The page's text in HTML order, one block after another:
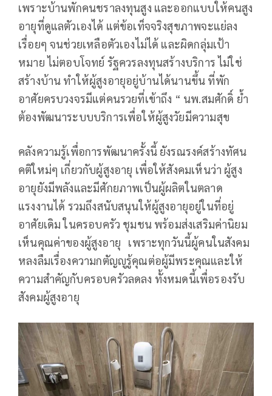
เพราะบ้านพักคนชราลงทุนสูง และออกแบบให้คนสูง
อายุที่ดูแลตัวเองได้ แต่ข้อเท็จจริงสุขภาพจะแย่ลง
เรื่อยๆ จนช่วยเหลือตัวเองไม่ได้ และผิดกลุ่มเป้า
หมาย ไม่ตอบโจทย์ รัฐควรลงทุนสร้างบริการ ไม่ใช่
สร้างบ้าน ทำให้ผู้สูงอายุอยู่บ้านได้นานขึ้น ที่พัก
อาศัยครบวงจรมีแต่คนรวยที่เข้าถึง “ นพ.สมศักดิ์ ย้ำ
ต้องพัฒนาระบบบริการเพื่อให้ผู้สูงวัยมีความสุข
คลังความรู้เพื่อการพัฒนาครั้งนี้ ยังรณรงค์สร้างทัศน
คติใหม่ๆ เกี่ยวกับผู้สูงอายุ เพื่อให้สังคมเห็นว่า ผู้สูง
อายุยังมีพลังและมีศักยภาพเป็นผู้ผลิตในตลาด
แรงงานได้ รวมถึงสนับสนุนให้ผู้สูงอายุอยู่ในที่อยู่
อาศัยเดิม ในครอบครัว ชุมชน พร้อมส่งเสริมค่านิยม
เห็นคุณค่าของผู้สูงอายุ เพราะทุกวันนี้ผู้คนในสังคม
หลงลืมเรื่องความกตัญญูรู้คุณต่อผู้มีพระคุณและให้
ความสำคัญกับครอบครัวลดลง ทั้งหมดนี้เพื่อรองรับ
สังคมผู้สูงอายุ